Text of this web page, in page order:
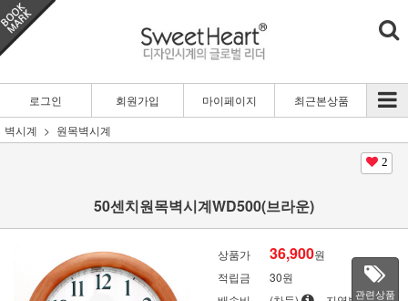
로그인 회원가입 마이페이지
최근본상품
벽시계
원목벽시계
2
50센치원목벽시계WD500(브라운)
상품가 36,900원
적립금
30원
관련상품